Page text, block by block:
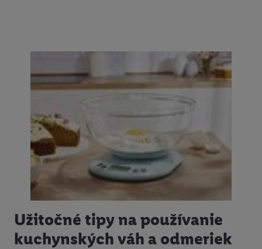
Užitočné tipy na používanie
kuchynských váh a odmeriek